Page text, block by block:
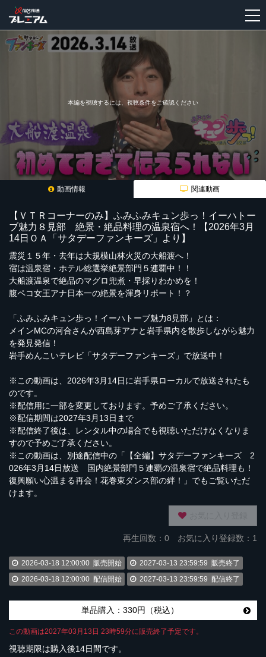
本編を視聴するには、視聴条件をご確認ください
動画情報 関連動画
【ＶＴＲコーナーのみ】ふみふみキュン歩っ！イーハトー
ブ魅力８見部 絶景・絶品料理の温泉宿へ！【2026年3月
14日ＯＡ「サタデーファンキーズ」より】
震災１５年・去年は大規模山林火災の大船渡へ！
宿は温泉宿・ホテル総選挙絶景部門５連覇中！！
大船渡温泉で絶品のマグロ兜煮・早採りわかめを！
腹ペコ女王アナ日本一の絶景を渾身リポート！？
「ふみふみキュン歩っ！イーハトーブ魅力8見部」とは：
メインMCの河合さんが西島芽アナと岩手県内を散歩しながら魅力
を発見発信！
岩手めんこいテレビ「サタデーファンキーズ」で放送中！
※この動画は、2026年3月14日に岩手県ローカルで放送されたも
のです。
※配信用に一部を変更しております。予めご了承ください。
※配信期間は2027年3月13日まで
※配信終了後は、レンタル中の場合でも視聴いただけなくなりま
すので予めご了承ください。
※この動画は、別途配信中の「【全編】サタデーファンキーズ 2
026年3月14日放送 国内絶景部門５連覇の温泉宿で絶品料理も！
復興願い心温まる再会！花巻東ダンス部の絆！」でもご覧いただ
けます。
再生回数： 0 お気に入り登録数：1
2026-03-18 12:00:00 販売開始 2027-03-13 23:59:59 販売終了
2026-03-18 12:00:00 配信開始 2027-03-13 23:59:59 配信終了
単品購入：330円（税込）
この動画は2027年03月13日 23時59分に販売終了予定です。
視聴期限は購入後14日間です。